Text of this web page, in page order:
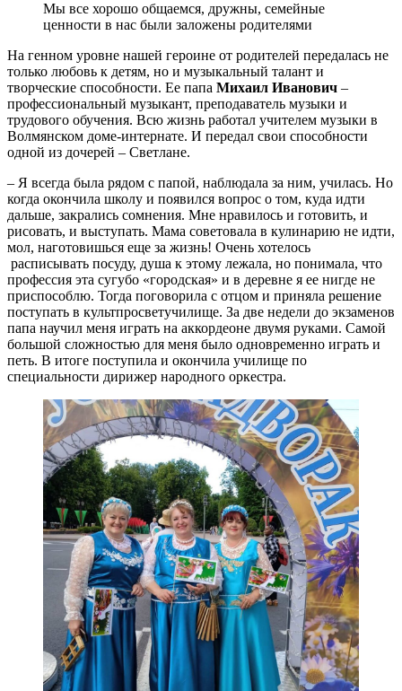
Мы все хорошо общаемся, дружны, семейные
ценности в нас были заложены родителями
На генном уровне нашей героине от родителей передалась не
только любовь к детям, но и музыкальный талант и
творческие способности. Ее папа Михаил Иванович –
профессиональный музыкант, преподаватель музыки и
трудового обучения. Всю жизнь работал учителем музыки в
Волмянском доме-интернате. И передал свои способности
одной из дочерей – Светлане.
– Я всегда была рядом с папой, наблюдала за ним, училась. Но
когда окончила школу и появился вопрос о том, куда идти
дальше, закрались сомнения. Мне нравилось и готовить, и
рисовать, и выступать. Мама советовала в кулинарию не идти,
мол, наготовишься еще за жизнь! Очень хотелось
расписывать посуду, душа к этому лежала, но понимала, что
профессия эта сугубо «городская» и в деревне я ее нигде не
приспособлю. Тогда поговорила с отцом и приняла решение
поступать в культпросветучилище. За две недели до экзаменов
папа научил меня играть на аккордеоне двумя руками. Самой
большой сложностью для меня было одновременно играть и
петь. В итоге поступила и окончила училище по
специальности дирижер народного оркестра.